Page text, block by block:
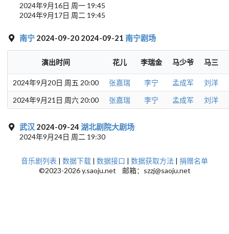
2024年9月16日 周一 19:45
2024年9月17日 周二 19:45
南宁 2024-09-20 2024-09-21 南宁剧场
演出时间 花儿 李瑞金 马少爷 马三
2024年9月20日 周五 20:00 张嘉瑞 李宁 孟成军
刘洋
2024年9月21日 周六 20:00
张嘉瑞 李宁 孟成军 刘洋
武汉 2024-09-24湖北剧院大剧场
2024年9月24日 周二 19:30
音乐剧列表 | 数据下载 | 数据接口 | 数据获取方法 | 捐赠名单
©2023-2026 y.saoju.net 邮箱：szzj@saoju.net